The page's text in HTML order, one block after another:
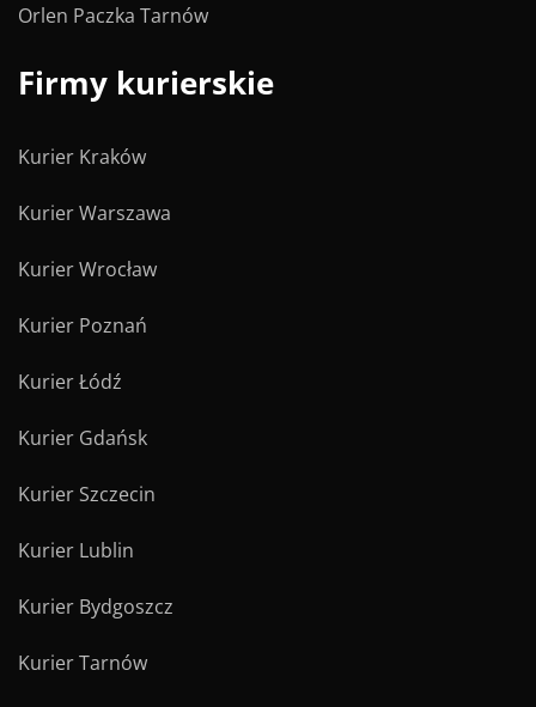
Orlen Paczka Tarnów
Firmy kurierskie
Kurier Kraków
Kurier Warszawa
Kurier Wrocław
Kurier Poznań
Kurier Łódź
Kurier Gdańsk
Kurier Szczecin
Kurier Lublin
Kurier Bydgoszcz
Kurier Tarnów